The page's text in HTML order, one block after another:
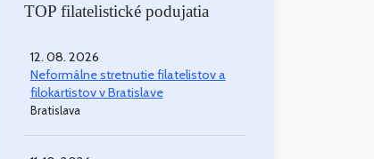
TOP filatelistické podujatia
12. 08. 2026
Neformálne stretnutie filatelistov a
filokartistov v Bratislave
Bratislava